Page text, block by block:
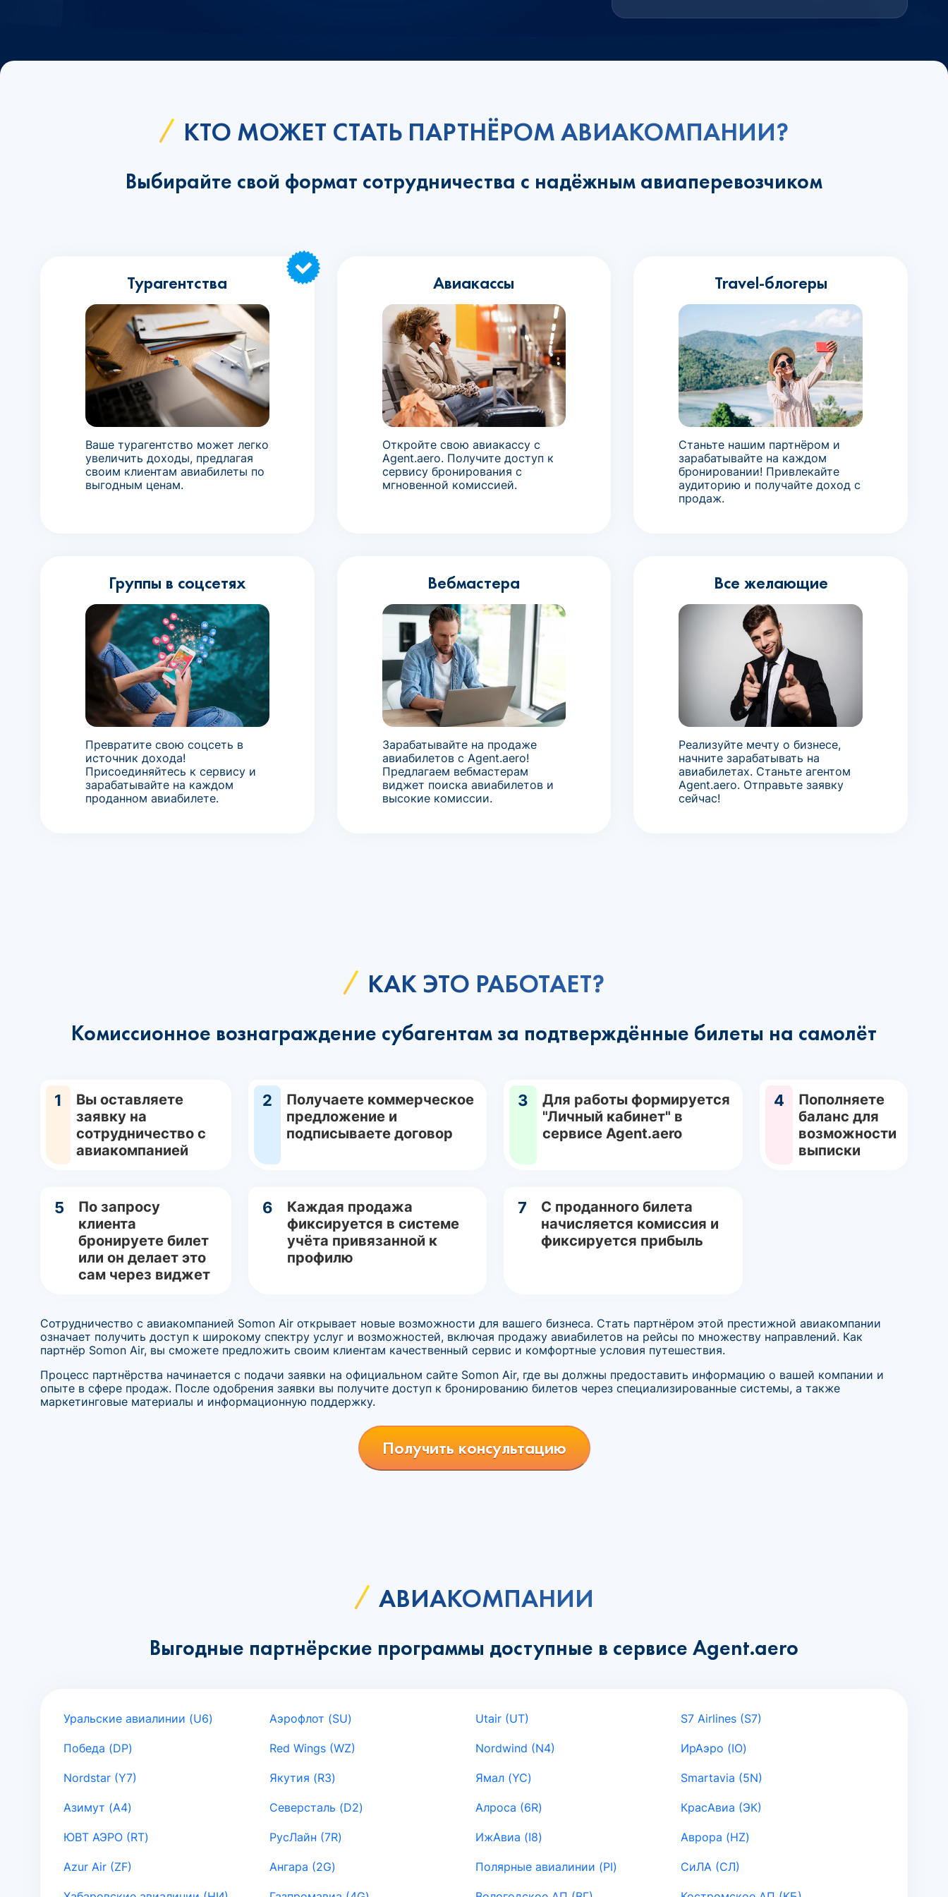
КТО МОЖЕТ СТАТЬ ПАРТНЁРОМ АВИАКОМПАНИИ?
Выбирайте свой формат сотрудничества с надёжным авиаперевозчиком
Турагентства
Ваше турагентство может легко
увеличить доходы, предлагая
своим клиентам авиабилеты по
выгодным ценам.
Авиакассы
Откройте свою авиакассу с
Agent.aero. Получите доступ к
сервису бронирования с
мгновенной комиссией.
Travel-блогеры
Станьте нашим партнёром и
зарабатывайте на каждом
бронировании! Привлекайте
аудиторию и получайте доход с
продаж.
Группы в соцсетях
Превратите свою соцсеть в
источник дохода!
Присоединяйтесь к сервису и
зарабатывайте на каждом
проданном авиабилете.
Вебмастера
Зарабатывайте на продаже
авиабилетов с Agent.aero!
Предлагаем вебмастерам
виджет поиска авиабилетов и
высокие комиссии.
Все желающие
Реализуйте мечту о бизнесе,
начните зарабатывать на
авиабилетах. Станьте агентом
Agent.aero. Отправьте заявку
сейчас!
КАК ЭТО РАБОТАЕТ?
Комиссионное вознаграждение субагентам за подтверждённые билеты на самолёт
1
Вы оставляете
заявку на
сотрудничество с
авиакомпанией
2
Получаете коммерческое
предложение и
подписываете договор
3
Для работы формируется
"Личный кабинет" в
сервисе Agent.aero
4
Пополняете
баланс для
возможности
выписки
5
По запросу
клиента
бронируете билет
или он делает это
сам через виджет
6
Каждая продажа
фиксируется в системе
учёта привязанной к
профилю
7
С проданного билета
начисляется комиссия и
фиксируется прибыль
Сотрудничество с авиакомпанией Somon Air открывает новые возможности для вашего бизнеса. Стать партнёром этой престижной авиакомпании
означает получить доступ к широкому спектру услуг и возможностей, включая продажу авиабилетов на рейсы по множеству направлений. Как
партнёр Somon Air, вы сможете предложить своим клиентам качественный сервис и комфортные условия путешествия.
Процесс партнёрства начинается с подачи заявки на официальном сайте Somon Air, где вы должны предоставить информацию о вашей компании и
опыте в сфере продаж. После одобрения заявки вы получите доступ к бронированию билетов через специализированные системы, а также
маркетинговые материалы и информационную поддержку.
Получить консультацию
АВИАКОМПАНИИ
Выгодные партнёрские программы доступные в сервисе Agent.aero
Уральские авиалинии (U6) Аэрофлот (SU) Utair (UT) S7 Airlines (S7)
Победа (DP) Red Wings (WZ) Nordwind (N4) ИрАэро (IO)
Nordstar (Y7) Якутия (R3) Ямал (YC) Smartavia (5N)
Азимут (A4) Северсталь (D2) Алроса (6R) КрасАвиа (ЭК)
ЮВТ АЭРО (RT) РусЛайн (7R) ИжАвиа (I8) Аврора (HZ)
Azur Air (ZF) Ангара (2G) Полярные авиалинии (PI) СиЛА (СЛ)